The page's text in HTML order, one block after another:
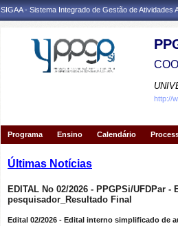
SIGAA - Sistema Integrado de Gestão de Atividades
http://
Programa Ensino Calendário
Últimas Notícias
EDITAL No 02/2026 - PPGPSi/
pesquisador_Resultado Final
Edital 02/2026 - Edital interno simplificado de